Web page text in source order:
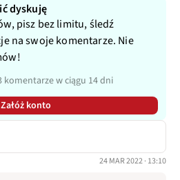
dyskuję
pisz bez limitu, śledź
na swoje komentarze. Nie
komentarze w ciągu 14 dni
Załóż konto
24 MAR 2022 · 13:10